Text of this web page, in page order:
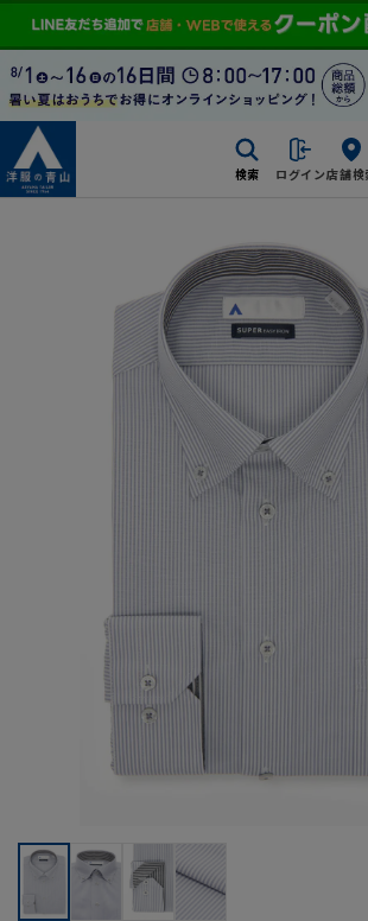
検索 ログイン店舗検